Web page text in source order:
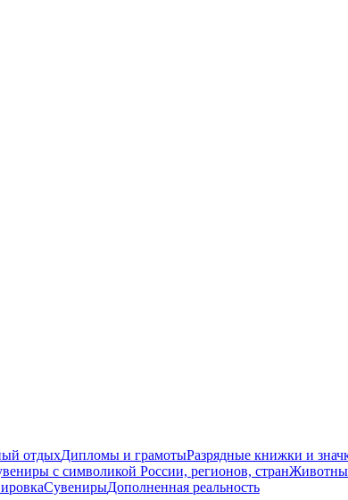
отдыхДипломы и грамотыРазрядные книжки и
с символикой России, регионов, стран
СувенирыДополненная реальность